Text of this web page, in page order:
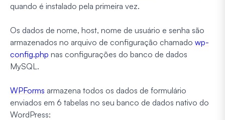
quando é instalado pela primeira vez.
Os dados de nome, host, nome de usuário e senha são
armazenados no arquivo de configuração chamado wp-
config.php nas configurações do banco de dados
MySQL.
WPForms armazena todos os dados de formulário
enviados em 6 tabelas no seu banco de dados nativo do
WordPress: